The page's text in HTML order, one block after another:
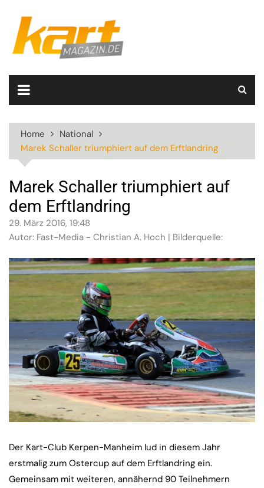
content
Home
National
Marek Schaller triumphiert auf dem Erftlandring
Marek Schaller triumphiert auf
dem Erftlandring
29. März 2016, 19:48
Autor: Fast-Media - Christian A. Hoch | Bilderquelle:
Der Kart-Club Kerpen-Manheim lud in diesem Jahr
erstmalig zum Ostercup auf dem Erftlandring ein.
Gemeinsam mit weiteren, annähernd 90 Teilnehmern